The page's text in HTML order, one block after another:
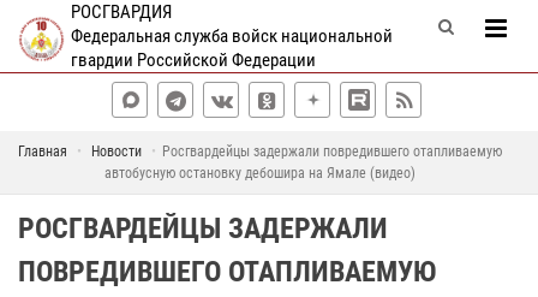
РОСГВАРДИЯ
Федеральная служба войск национальной
гвардии Российской Федерации
Главная Новости
Росгвардейцы задержали повредившего отапливаемую
автобусную остановку дебошира на Ямале (видео)
РОСГВАРДЕЙЦЫ ЗАДЕРЖАЛИ
ПОВРЕДИВШЕГО ОТАПЛИВАЕМУЮ